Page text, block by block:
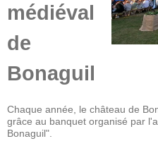
médiéval
de
Bonaguil
Chaque année, le château de
grâce au banquet organisé par
Bonaguil".